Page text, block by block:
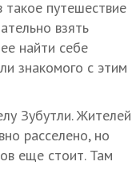
такое путешествие
взять
найти себе
знакомого с этим
Зубутли. Жителей
расселено, но
еще стоит. Там